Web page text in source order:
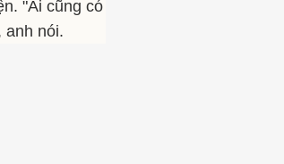
"Ai cũng có
anh nói.